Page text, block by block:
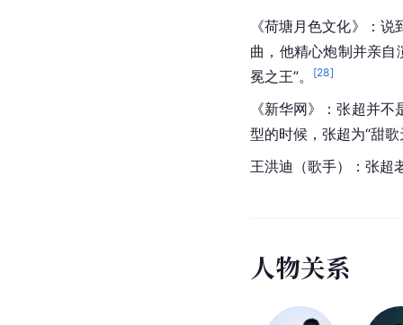
《荷塘月色文化》：说
曲，他精心炮制并亲自
冕之王”。
[28]
《新华网》：张超并不
型的时候，张超为“甜歌
王洪迪 （歌手）：张
人物关系